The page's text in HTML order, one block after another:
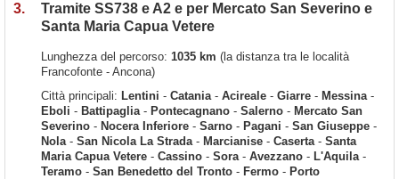
3.
Tramite SS738 e A2 e per Mercato San Severino e
Santa Maria Capua Vetere
Lunghezza del percorso: 1035 km (la distanza tra le località
Francofonte - Ancona)
Città principali: Lentini - Catania- Acireale - Giarre - Messina-
Eboli - Battipaglia- Pontecagnano - Salerno - Mercato San
Severino - Nocera Inferiore - Sarno - Pagani - San Giuseppe -
Nola- San Nicola La Strada- Marcianise - Caserta- Santa
Maria Capua Vetere - Cassino - Sora- Avezzano - L'Aquila-
Teramo - San Benedetto del Tronto - Fermo - Porto